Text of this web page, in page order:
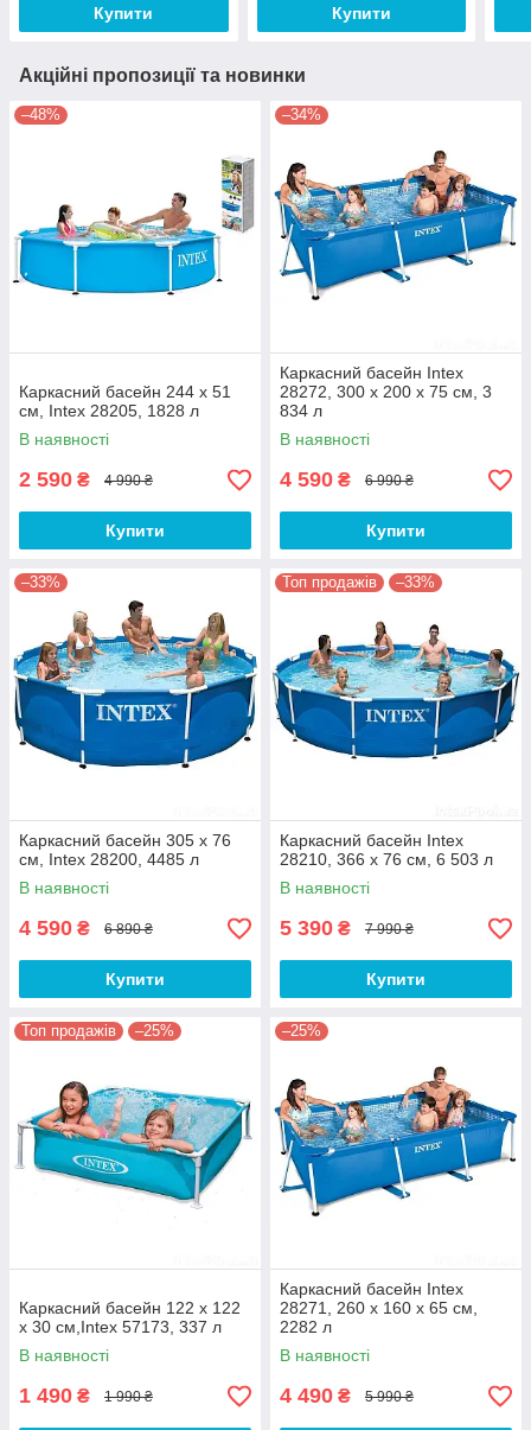
Купити Купити
Акційні пропозиції та новинки
–48%
Каркасний басейн 244 x 51
см, Intex 28205, 1828 л
В наявності
2 590 ₴ 4 990 ₴
Купити
–34%
Каркасний басейн Intex
28272, 300 х 200 х 75 см, 3
834 л
В наявності
4 590 ₴ 6 990 ₴
Купити
–33%
Каркасний басейн 305 x 76
см, Intex 28200, 4485 л
В наявності
4 590 ₴ 6 890 ₴
Купити
Топ продажів –33%
Каркасний басейн Intex
28210, 366 x 76 см, 6 503 л
В наявності
5 390 ₴ 7 990 ₴
Купити
Топ продажів –25%
Каркасний басейн 122 х 122
х 30 см,Intex 57173, 337 л
В наявності
1 490 ₴ 1 990 ₴
–25%
Каркасний басейн Intex
28271, 260 х 160 х 65 см,
2282 л
В наявності
4 490 ₴ 5 990 ₴